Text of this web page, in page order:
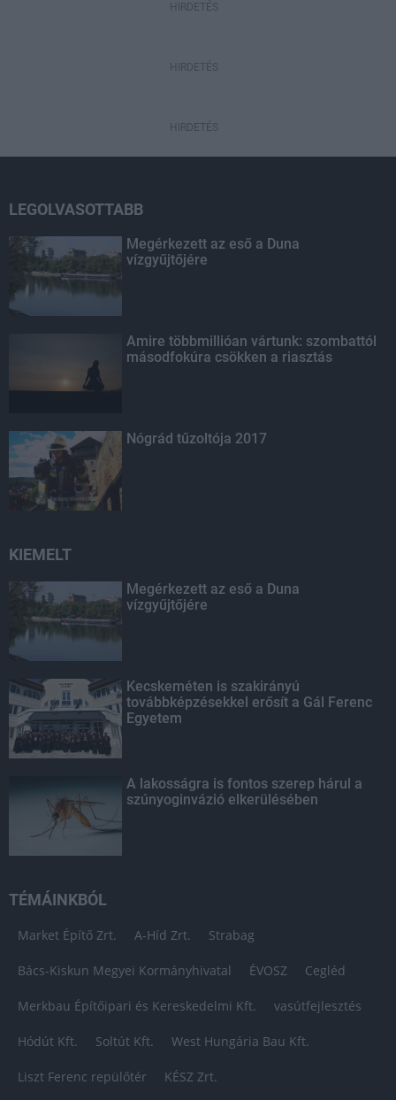
HIRDETÉS
HIRDETÉS
HIRDETÉS
LEGOLVASOTTABB
Megérkezett az eső a Duna
vízgyűjtőjére
Amire többmillióan vártunk: szombattól
másodfokúra csökken a riasztás
Nógrád tűzoltója 2017
KIEMELT
Megérkezett az eső a Duna
vízgyűjtőjére
Kecskeméten is szakirányú
továbbképzésekkel erősít a Gál Ferenc
Egyetem
A lakosságra is fontos szerep hárul a
szúnyoginvázió elkerülésében
TÉMÁINKBÓL
Market Építő Zrt. A-Híd Zrt. Strabag
Bács-Kiskun Megyei Kormányhivatal ÉVOSZ Cegléd
Merkbau Építőipari és Kereskedelmi Kft. vasútfejlesztés
Hódút Kft. Soltút Kft. West Hungária Bau Kft.
Liszt Ferenc repülőtér KÉSZ Zrt.